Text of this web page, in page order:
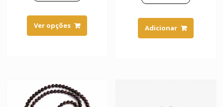
Ver opções
has
be
Adicionar